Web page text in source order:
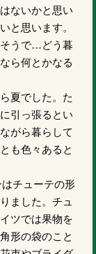
ないかと思い
と思います。
うで…どう暮
ら何とかなる
夏でした。た
引っ張るとい
がら暮らして
も色々あると
チューテの形
ました。チュ
ツでは果物を
形の袋のこと